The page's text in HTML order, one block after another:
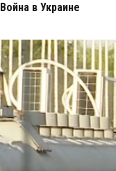
Война в Украине